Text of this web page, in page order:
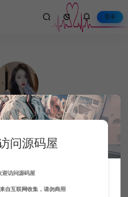
登录
，只想把你留下。
问源码屋
迎访问源码屋
自互联网收集，请勿商用